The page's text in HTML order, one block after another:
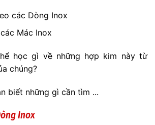
các Dòng Inox
Mác Inox
học gì về những hợp kim này từ
chúng?
biết những gì cần tìm ...
Inox